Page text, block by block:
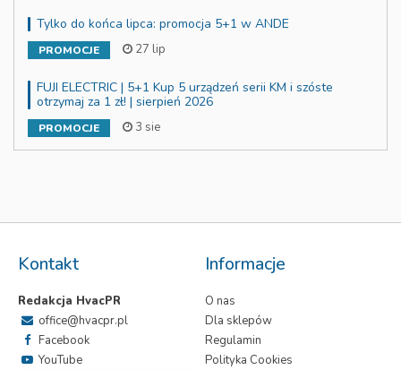
Tylko do końca lipca: promocja 5+1 w ANDE
PROMOCJE 27 lip
FUJI ELECTRIC | 5+1 Kup 5 urządzeń serii KM i szóste
otrzymaj za 1 zł! | sierpień 2026
PROMOCJE 3 sie
Kontakt
Redakcja HvacPR
office@hvacpr.pl
Facebook
YouTube
Informacje
O nas
Dla sklepów
Regulamin
Polityka Cookies